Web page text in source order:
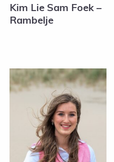
Kim Lie Sam Foek –
Rambelje